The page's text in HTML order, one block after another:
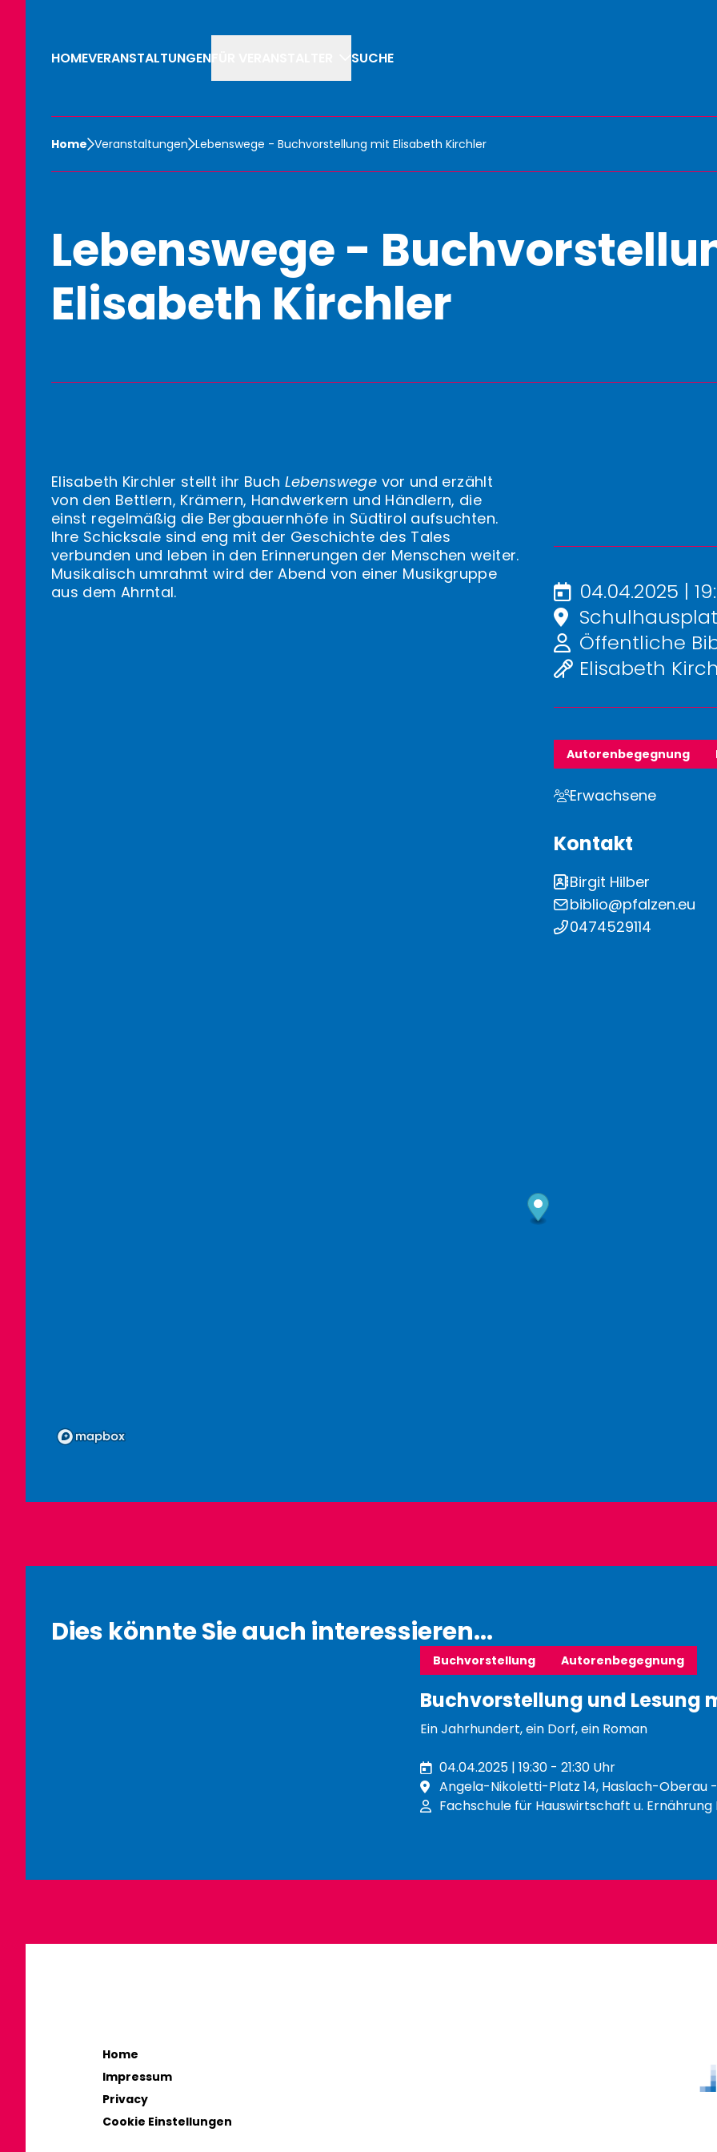
HOMEVERANSTALTUNGEN SUCHE
Home Veranstaltungen Lebenswege - Buchvorstellung mit Elisabeth Kirchler
Lebenswege -
Elisabeth Kirchler
Elisabeth Kirchler stellt ihr Buch Lebenswege vor und erzählt
von den Bettlern, Krämern, Handwerkern und Händlern, die
einst regelmäßig die Bergbauernhöfe in Südtirol aufsuchten.
Ihre Schicksale sind eng mit der Geschichte des Tales
verbunden und leben in den Erinnerungen der Menschen weiter.
Musikalisch umrahmt wird der Abend von einer Musikgruppe
aus dem Ahrntal.
04.04.2025 |
Öffentliche
Elisabeth
Autorenbegegnung
Erwachsene
Kontakt
Birgit Hilber
biblio@pfalzen.eu
0474529114
Dies könnte Sie auch interessieren...
Buchvorstellung Autorenbegegnung
Buchvorstellung und Lesung
Ein Jahrhundert, ein Dorf, ein Roman
04.04.2025 | 19:30 - 21:30 Uhr
Angela-Nikoletti-Platz 14, Haslach-Oberau
Fachschule für Hauswirtschaft u. Ernährung
Home
Impressum
Privacy
Cookie Einstellungen